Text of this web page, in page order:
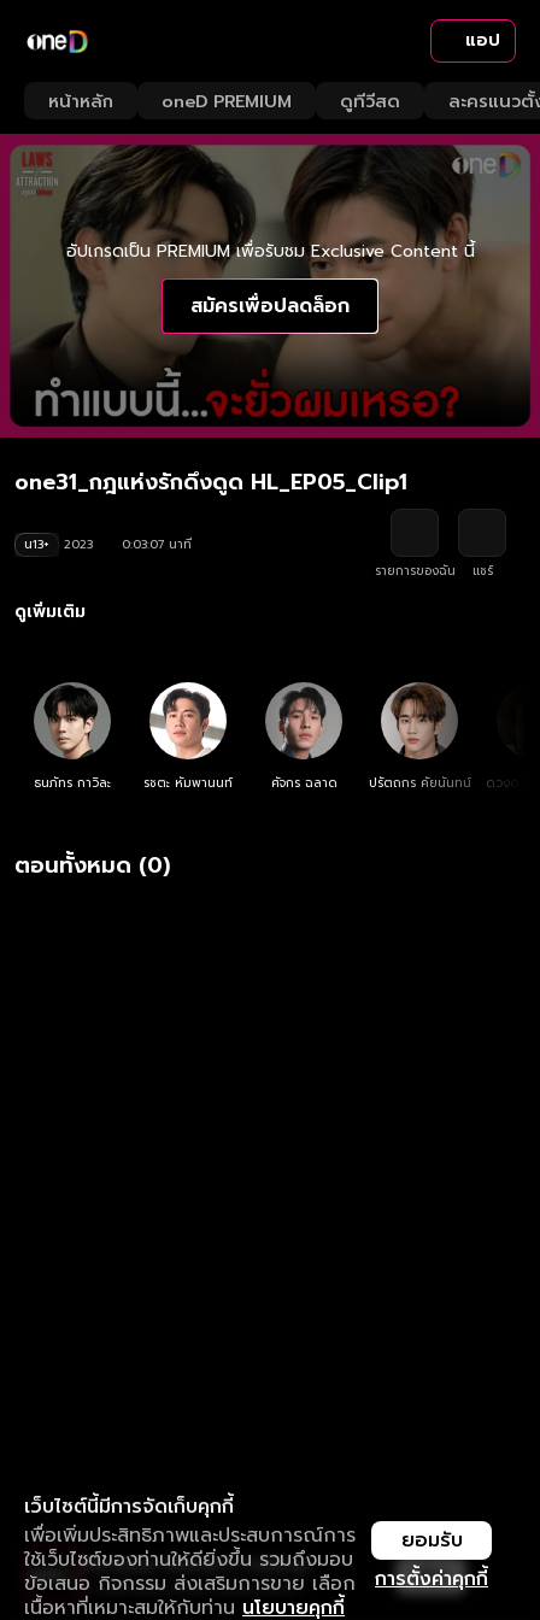
แอป
หน้าหลัก oneD PREMIUM ดูทีวีสด ละครแนวตั้
อัปเกรดเป็น PREMIUM เพื่อรับชม Exclusive Content นี้
สมัครเพื่อปลดล็อก
one31_กฎแห่งรักดึงดูด HL_EP05_Clip1
น13+ 2023
0:03:07 นาที
รายการของฉัน
แชร์
ดูเพิ่มเติม
ธนภัทร กาวิละ รชตะ หัมพานนท์ ศัจกร ฉลาด ปรัตถกร คัยนันทน์ ดวงดาว
ตอนทั้งหมด (0)
เว็บไซต์นี้มีการจัดเก็บคุกกี้
เพื่อเพิ่มประสิทธิภาพและประสบการณ์การ
ใช้เว็บไซต์ของท่านให้ดียิ่งขึ้น รวมถึงมอบ
ข้อเสนอ กิจกรรม ส่งเสริมการขาย เลือก
เนื้อหาที่เหมาะสมให้กับท่าน นโยบายคุกกี้
การตั้งค่าคุกกี้
ยอมรับ
ใช้งานแอป ลื่นไหลกว่า ไม่มีสะดุด
ดาวน์โหลดแอปเพื่อการรับชมที่ดีกว่า เปิด